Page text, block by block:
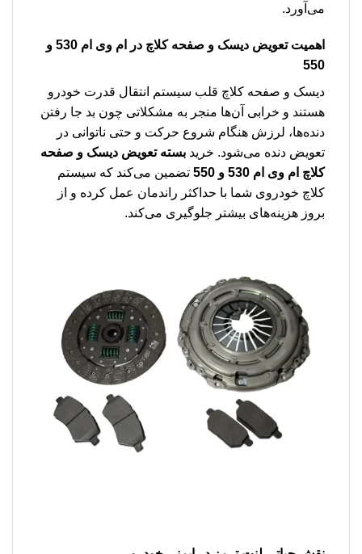
می‌آورد.
اهمیت تعویض دیسک و صفحه کلاچ در ام وی ام 530 و
550
دیسک و صفحه کلاچ قلب سیستم انتقال قدرت خودرو
هستند و خرابی آن‌ها منجر به مشکلاتی چون بد جا رفتن
دنده‌ها، لرزش هنگام شروع حرکت و حتی ناتوانی در
تعویض دنده می‌شود. خرید بسته تعویض دیسک و صفحه
کلاچ ام وی ام 530 و 550
تضمین می‌کند که سیستم
کلاچ خودروی شما با حداکثر راندمان عمل کرده و از
بروز هزینه‌های بیشتر جلوگیری می‌کند.